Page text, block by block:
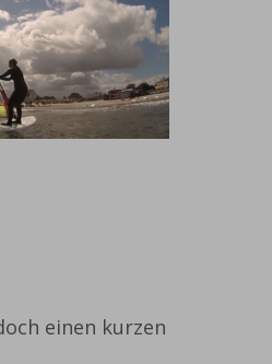
einen kurzen